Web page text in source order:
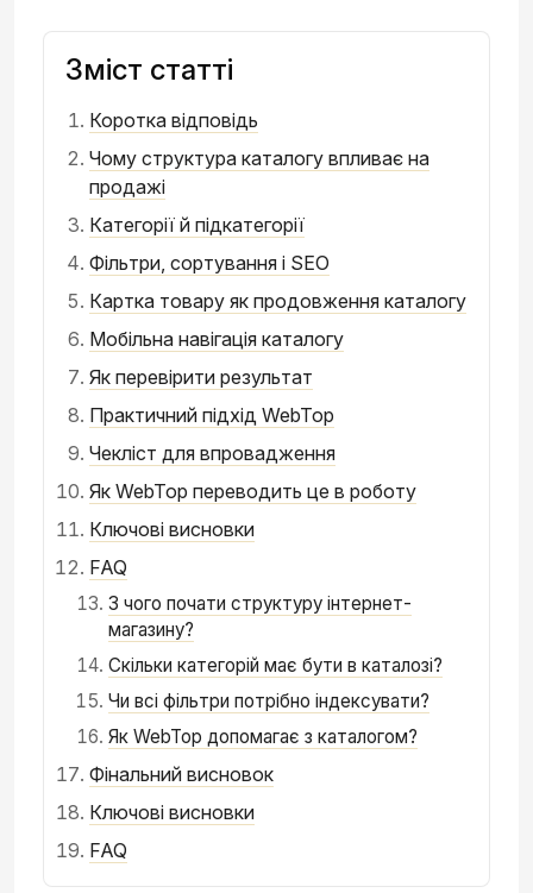
Зміст статті
Коротка відповідь
Чому структура каталогу впливає на
продажі
Категорії й підкатегорії
Фільтри, сортування і SEO
Картка товару як продовження каталогу
Мобільна навігація каталогу
Як перевірити результат
Практичний підхід WebTop
Чекліст для впровадження
Як WebTop переводить це в роботу
Ключові висновки
FAQ
З чого почати структуру інтернет-
магазину?
Скільки категорій має бути в каталозі?
Чи всі фільтри потрібно індексувати?
Як WebTop допомагає з каталогом?
Фінальний висновок
Ключові висновки
FAQ